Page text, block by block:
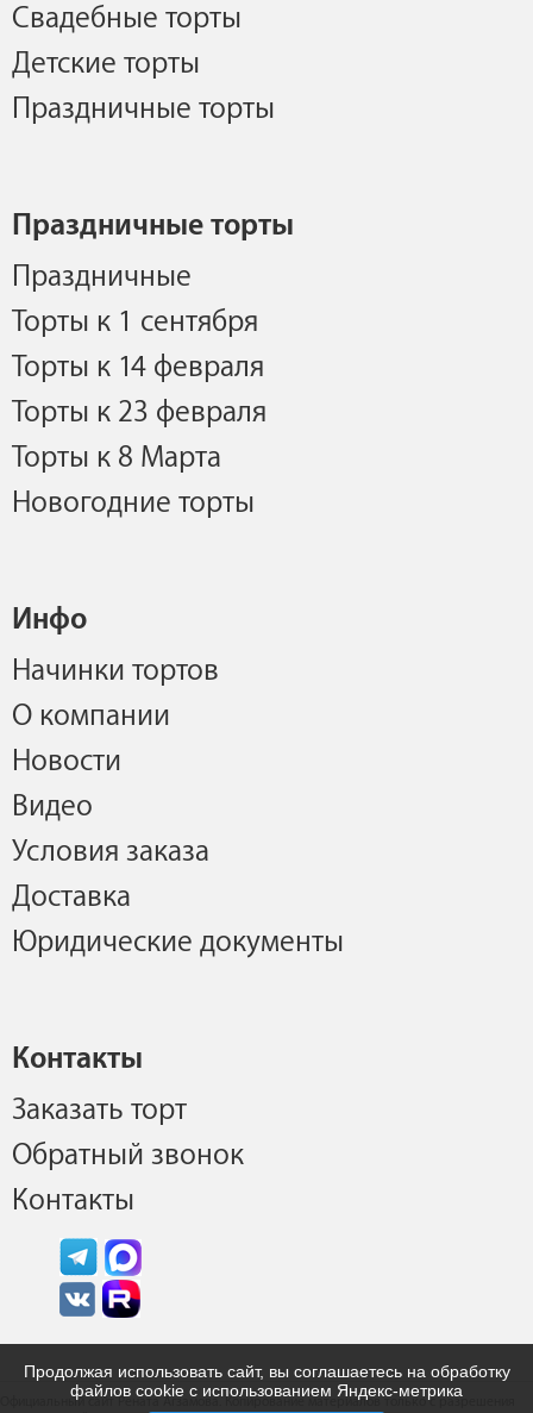
Свадебные торты
Детские торты
Праздничные торты
Праздничные торты
Праздничные
Торты к 1 сентября
Торты к 14 февраля
Торты к 23 февраля
Торты к 8 Марта
Новогодние торты
Инфо
Начинки тортов
О компании
Новости
Видео
Условия заказа
Доставка
Юридические документы
Контакты
Заказать торт
Обратный звонок
Контакты
Официальный сайт Рената Агзамова. Копирование материалов только с разрешения
Продолжая использовать сайт, вы соглашаетесь на обработку
файлов cookie с использованием Яндекс-метрика